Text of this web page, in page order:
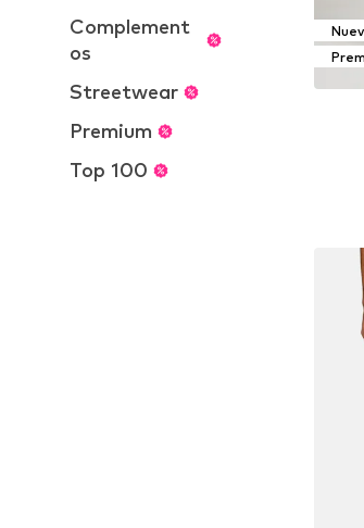
Complement
os
Streetwear
Premium
Top 100